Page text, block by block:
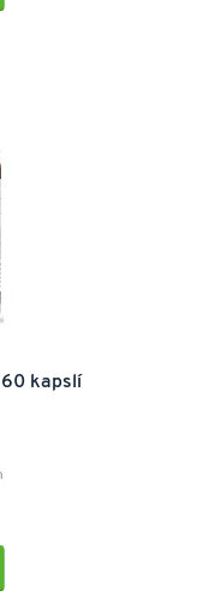
kapslí